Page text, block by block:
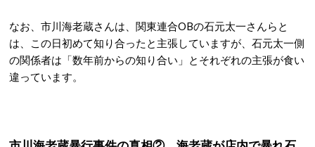
なお、市川海老蔵さんは、関東連合OBの石元太一さんらと
は、この日初めて知り合ったと主張していますが、石元太一側
の関係者は「数年前からの知り合い」とそれぞれの主張が食い
違っています。